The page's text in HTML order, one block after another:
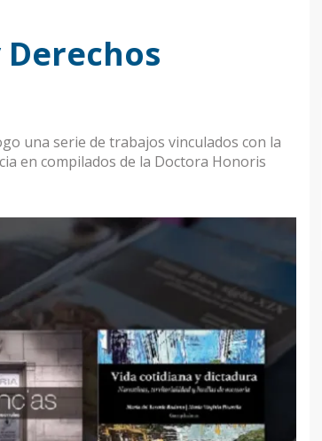
una serie de trabajos vinculados con la
en compilados de la Doctora Honoris